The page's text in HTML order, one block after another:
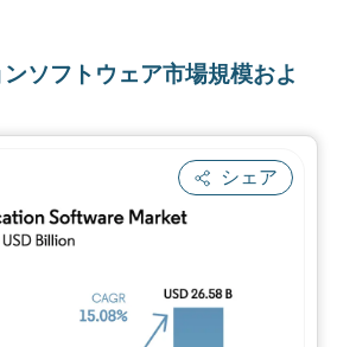
ソフトウェア市場規模およ
シェア